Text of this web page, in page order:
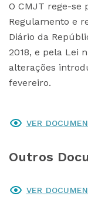
O CMJT rege-se
Regulamento e
Diário da
2018, e pela Lei
alterações
fevereiro.
VER
Outros
VER